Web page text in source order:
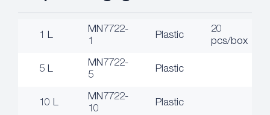
1 L
MN7722-
1
Plastic
20
pcs/box
5 L
MN7722-
5
Plastic
10 L
MN7722-
10
Plastic